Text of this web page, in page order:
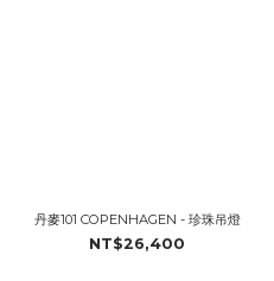
丹麥101 COPENHAGEN - 珍珠吊燈
NT$26,400